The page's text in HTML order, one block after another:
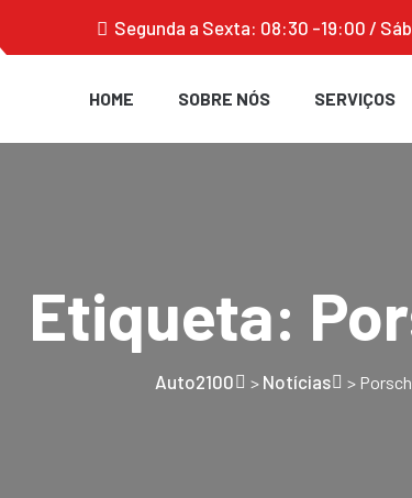
Segunda a Sexta: 08:30 -19:00 /
HOME SOBRE NÓS SERVIÇOS
Etiqueta:
Auto2100 > Notícias >